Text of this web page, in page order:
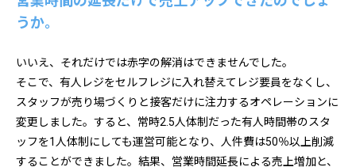
うか。
いいえ、それだけでは赤字の解消はできませんでした。
そこで、有人レジをセルフレジに入れ替えてレジ要員をなくし、
スタッフが売り場づくりと接客だけに注力するオペレーションに
変更しました。すると、常時2.5人体制だった有人時間帯のスタ
ッフを1人体制にしても運営可能となり、人件費は50％以上削減
することができました。結果、営業時間延長による売上増加と、